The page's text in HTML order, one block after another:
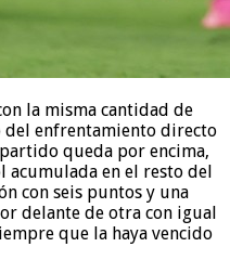
la misma cantidad de
del enfrentamiento directo
queda por encima,
en el resto del
con seis puntos y una
delante de otra con igual
que la haya vencido